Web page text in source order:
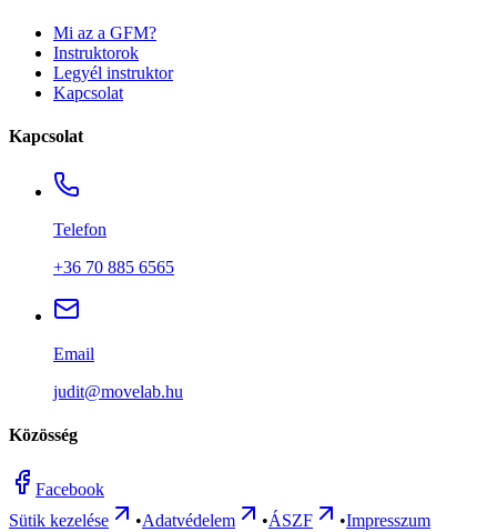
Mi az a GFM?
Instruktorok
Legyél instruktor
Kapcsolat
Kapcsolat
Telefon
+36 70 885 6565
Email
judit@movelab.hu
Közösség
Facebook
Sütik kezelése
•Adatvédelem •ÁSZF •Impresszum